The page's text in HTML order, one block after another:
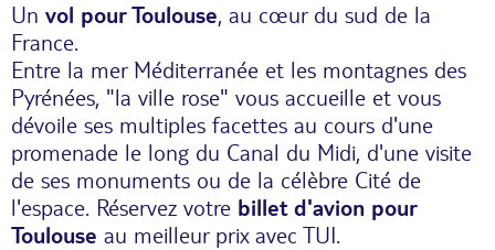
Un vol pour Toulouse, au cœur du sud de la
France.
Entre la mer Méditerranée et les montagnes des
Pyrénées, "la ville rose" vous accueille et vous
dévoile ses multiples facettes au cours d'une
promenade le long du Canal du Midi, d'une visite
de ses monuments ou de la célèbre Cité de
l'espace. Réservez votre billet d'avion pour
Toulouse au meilleur prix avec TUI.